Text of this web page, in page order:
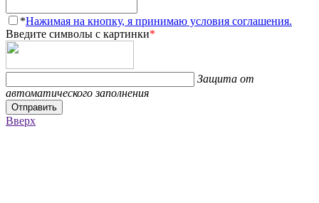
*Нажимая на кнопку, я принимаю условия соглашения.
Введите символы с картинки*
Защита от
автоматического заполнения
Отправить
Вверх